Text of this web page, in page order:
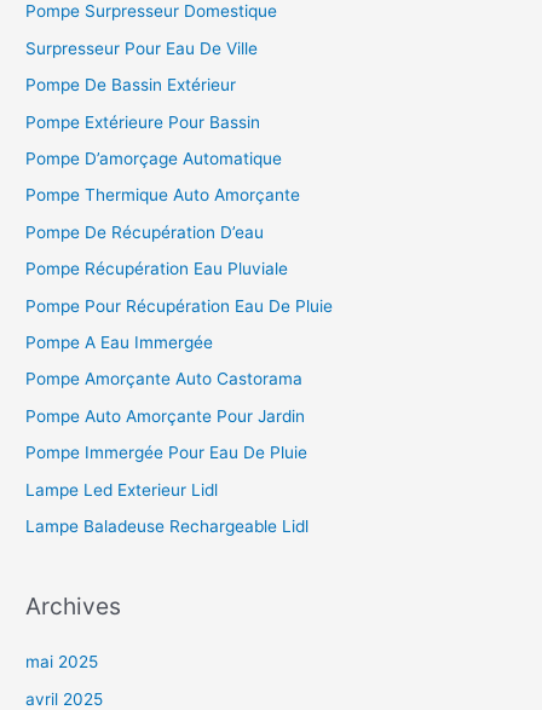
Pompe Surpresseur Domestique
Surpresseur Pour Eau De Ville
Pompe De Bassin Extérieur
Pompe Extérieure Pour Bassin
Pompe D’amorçage Automatique
Pompe Thermique Auto Amorçante
Pompe De Récupération D’eau
Pompe Récupération Eau Pluviale
Pompe Pour Récupération Eau De Pluie
Pompe A Eau Immergée
Pompe Amorçante Auto Castorama
Pompe Auto Amorçante Pour Jardin
Pompe Immergée Pour Eau De Pluie
Lampe Led Exterieur Lidl
Lampe Baladeuse Rechargeable Lidl
Archives
mai 2025
avril 2025